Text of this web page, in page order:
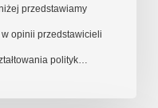
przedstawiamy
opinii przedstawicieli
polityk…